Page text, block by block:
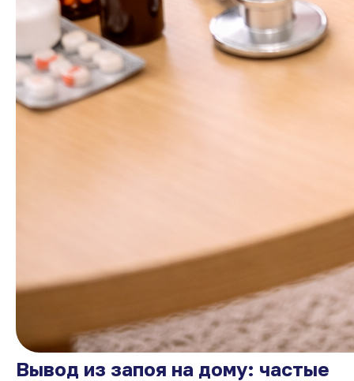
Вывод из запоя на дому: частые